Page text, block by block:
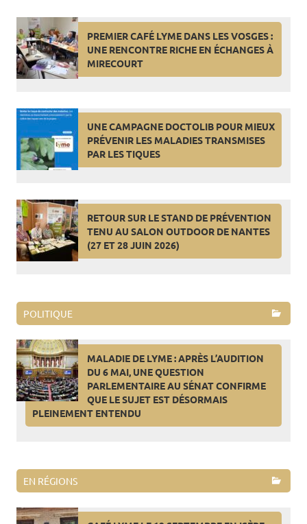
PREMIER CAFÉ LYME DANS LES VOSGES :
UNE RENCONTRE RICHE EN ÉCHANGES À
MIRECOURT
UNE CAMPAGNE DOCTOLIB POUR MIEUX
PRÉVENIR LES MALADIES TRANSMISES
PAR LES TIQUES
RETOUR SUR LE STAND DE PRÉVENTION
TENU AU SALON OUTDOOR DE NANTES
(27 ET 28 JUIN 2026)
POLITIQUE
MALADIE DE LYME : APRÈS L’AUDITION
DU 6 MAI, UNE QUESTION
PARLEMENTAIRE AU SÉNAT CONFIRME
QUE LE SUJET EST DÉSORMAIS
PLEINEMENT ENTENDU
EN RÉGIONS